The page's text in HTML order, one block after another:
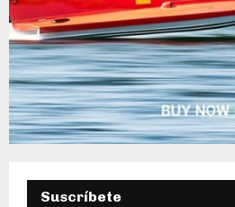
Suscríbete